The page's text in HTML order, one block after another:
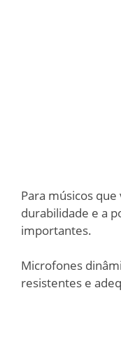
Para músicos
durabilidade e a
importantes.
Microfones
resistentes e